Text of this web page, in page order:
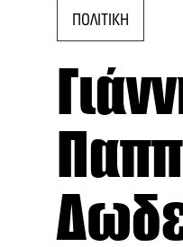
ΠΟΛΙΤΙΚΗ